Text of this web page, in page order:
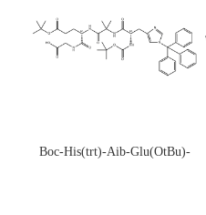
Boc-His(trt)-Aib-Glu(OtBu)-